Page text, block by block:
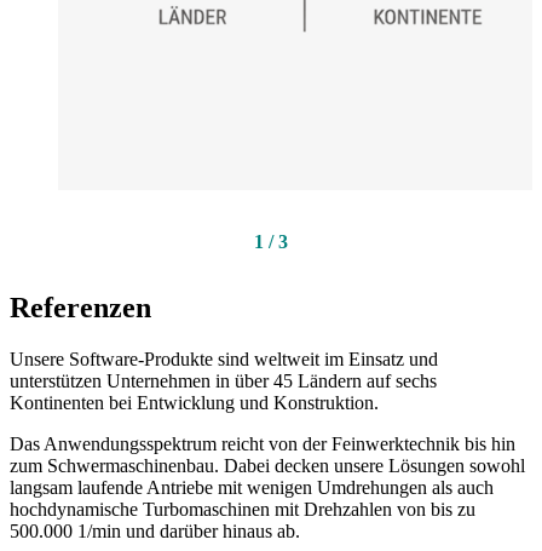
1 /3
Referenzen
Unsere Software-Produkte sind weltweit im Einsatz und
unterstützen Unternehmen in über 45 Ländern auf sechs
Kontinenten bei Entwicklung und Konstruktion.
Das Anwendungsspektrum reicht von der Feinwerktechnik bis hin
zum Schwermaschinenbau. Dabei decken unsere Lösungen sowohl
langsam laufende Antriebe mit wenigen Umdrehungen als auch
hochdynamische Turbomaschinen mit Drehzahlen von bis zu
500.000 1/min und darüber hinaus ab.